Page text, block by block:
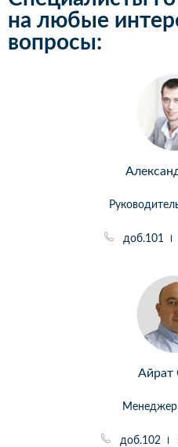
на любые
вопросы:
доб.101
Айрат
доб.102